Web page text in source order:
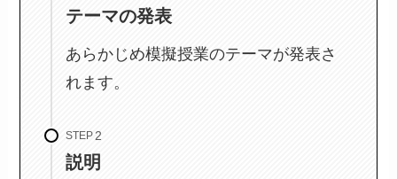
テーマの発表
あらかじめ模擬授業のテーマが発表さ
れます。
STEP
説明